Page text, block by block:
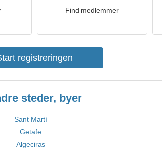
Find medlemmer
registreringen
steder, byer
Sant Martí
Getafe
Algeciras